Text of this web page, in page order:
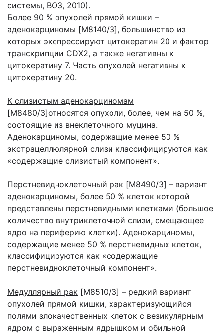
системы, ВОЗ, 2010).
Более 90 % опухолей прямой кишки –
аденокарциномы [M8140/3], большинство из
которых экспрессируют цитокератин 20 и фактор
транскрипции CDX2, а также негативны к
цитокератину 7. Часть опухолей негативны к
цитокератину 20.
К слизистым аденокарциномам
[M8480/3]относятся опухоли, более, чем на 50 %,
состоящие из внеклеточного муцина.
Аденокарциномы, содержащие менее 50 %
экстрацеллюлярной слизи классифицируются как
«содержащие слизистый компонент».
Перстневидноклеточный рак [M8490/3] – вариант
аденокарциномы, более 50 % клеток которой
представлены перстневидными клетками (большое
количество внутриклеточной слизи, смещающее
ядро на периферию клетки). Аденокарциномы,
содержащие менее 50 % перстневидных клеток,
классифицируются как «содержащие
перстневидноклеточный компонент».
Медуллярный рак [M8510/3] – редкий вариант
опухолей прямой кишки, характеризующийся
полями злокачественных клеток с везикулярным
ядром с выраженным ядрышком и обильной